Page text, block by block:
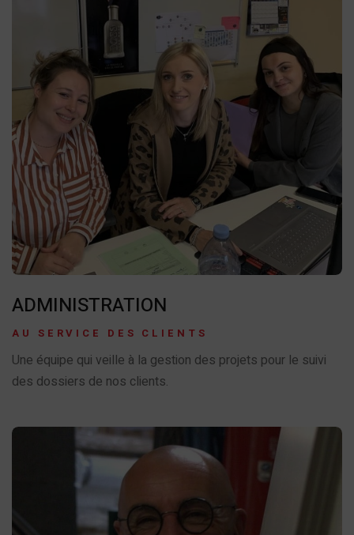
ADMINISTRATION
AU SERVICE DES CLIENTS
Une équipe qui veille à la gestion des projets pour le suivi
des dossiers de nos clients.